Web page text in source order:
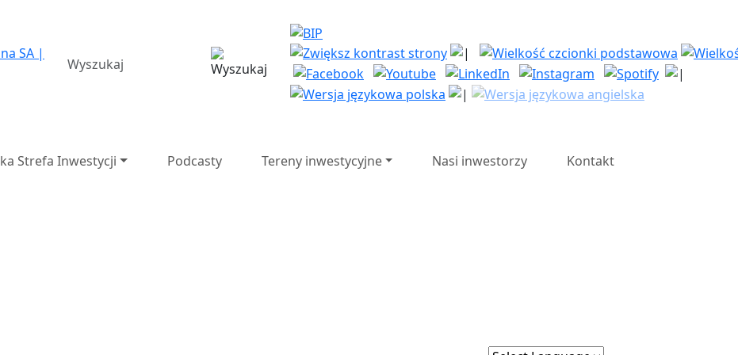
Strefa Ekonomiczna SA | Polska Strefa
wyszukiwarka
Strefa Inwestycji Podcasty Tereny inwestycyjne Nasi inwestorzy Kontakt